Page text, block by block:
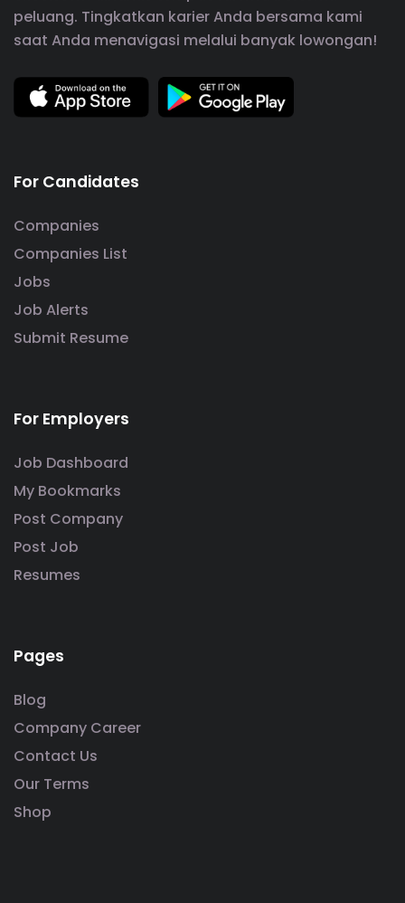
peluang. Tingkatkan karier Anda bersama kami
saat Anda menavigasi melalui banyak lowongan!
For Candidates
Companies
Companies List
Jobs
Job Alerts
Submit Resume
For Employers
Job Dashboard
My Bookmarks
Post Company
Post Job
Resumes
Pages
Blog
Company Career
Contact Us
Our Terms
Shop